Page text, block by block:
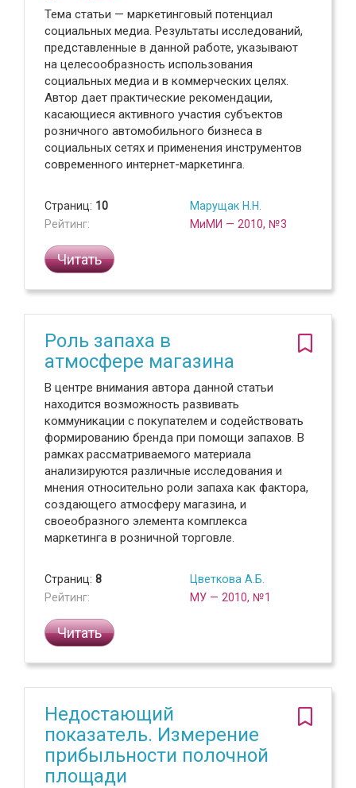
Тема статьи — маркетинговый потенциал
социальных медиа. Результаты исследований,
представленные в данной работе, указывают
на целесообразность использования
социальных медиа и в коммерческих целях.
Автор дает практические рекомендации,
касающиеся активного участия субъектов
розничного автомобильного бизнеса в
социальных сетях и применения инструментов
современного интернет-маркетинга.
Страниц: 10
Рейтинг:
Марущак Н.Н.
МиМИ — 2010, №3
Читать
Роль запаха в
атмосфере магазина
В центре внимания автора данной статьи
находится возможность развивать
коммуникации с покупателем и содействовать
формированию бренда при помощи запахов. В
рамках рассматриваемого материала
анализируются различные исследования и
мнения относительно роли запаха как фактора,
создающего атмосферу магазина, и
своеобразного элемента комплекса
маркетинга в розничной торговле.
Страниц: 8
Рейтинг:
Цветкова А.Б.
МУ — 2010, №1
Читать
Недостающий
показатель. Измерение
прибыльности полочной
площади